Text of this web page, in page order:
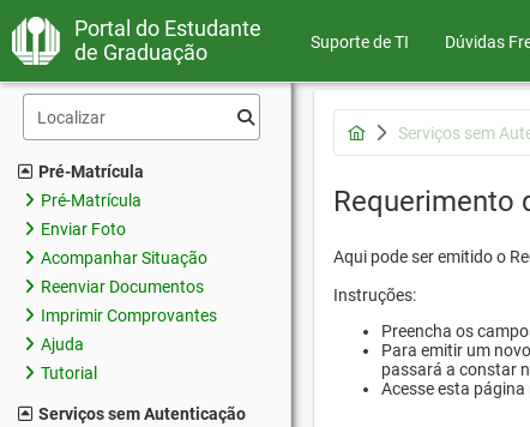
Portal do Estudante
de Graduação
Suporte de TI Dúvidas
Pré-Matrícula
Pré-Matrícula
Enviar Foto
Acompanhar Situação
Reenviar Documentos
Imprimir Comprovantes
Ajuda
Tutorial
Serviços sem Autenticação
Serviços sem
Requerimento
Aqui pode ser emitido o
Instruções:
Preencha os
Para emitir um
passará a constar
Acesse esta